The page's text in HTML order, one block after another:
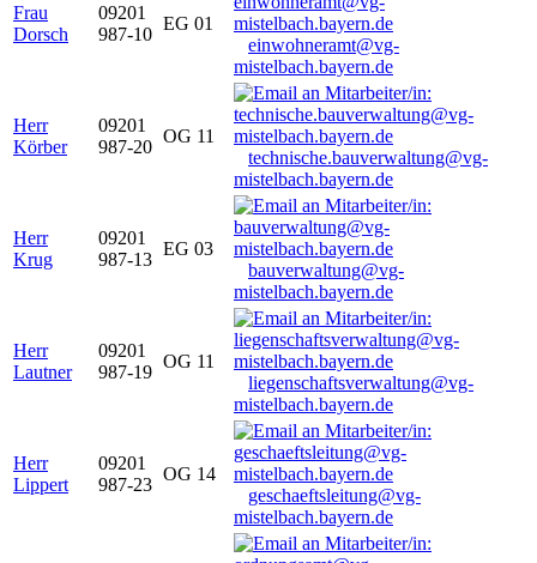
Frau
Dorsch
09201
987-10
EG 01
einwohneramt@vg-
mistelbach.bayern.de
Herr
Körber
09201
987-20
OG 11
technische.bauverwaltung@vg-
mistelbach.bayern.de
Herr
Krug
09201
987-13
EG 03
bauverwaltung@vg-
mistelbach.bayern.de
Herr
Lautner
09201
987-19
OG 11
liegenschaftsverwaltung@vg-
mistelbach.bayern.de
Herr
Lippert
09201
987-23
OG 14
geschaeftsleitung@vg-
mistelbach.bayern.de